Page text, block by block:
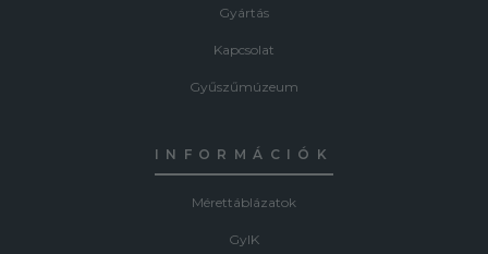
Gyártás
Kapcsolat
Gyűszűmúzeum
INFORMÁCIÓK
Mérettáblázatok
GyIK